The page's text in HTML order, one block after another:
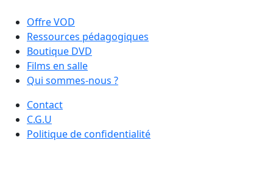
Offre VOD
Ressources pédagogiques
Boutique DVD
Films en salle
Qui sommes-nous ?
Contact
C.G.U
Politique de confidentialité